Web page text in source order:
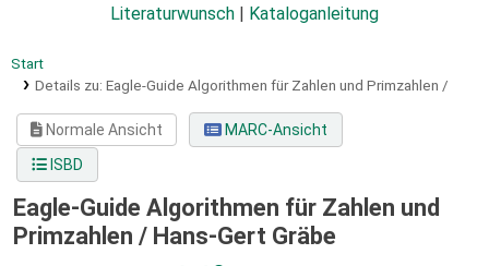
Literaturwunsch
Kataloganleitung
Start
Details zu: Eagle-Guide Algorithmen für Zahlen und Primzahlen /
Normale Ansicht
MARC-Ansicht
ISBD
Eagle-Guide Algorithmen für Zahlen und
Primzahlen / Hans-Gert Gräbe